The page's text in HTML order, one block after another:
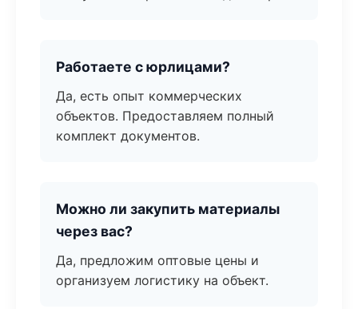
Работаете с юрлицами?
Да, есть опыт коммерческих
объектов. Предоставляем полный
комплект документов.
Можно ли закупить материалы
через вас?
Да, предложим оптовые цены и
организуем логистику на объект.